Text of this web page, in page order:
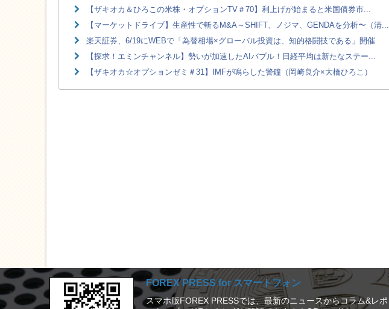
【ザキオカ＆ひろこの米株・オプションTV＃70】利上げが始まると米国債券市...
【マーケットドライブ】生産性で斬るM&A～SHIFT、ノジマ、GENDAを分析〜（清...
楽天証券、6/19にWEBで「為替相場×グローバル投資は、知的格闘技である」開催
【探求！エミンチャンネル】勢いが加速したAIバブル！日経平均は新たなステー...
【ザキオカ☆オプションゼミ＃31】IMFが鳴らした警鐘（岡崎良介×大橋ひろこ）
FOREX PRESS for スマートフォン
スマホ版FOREX PRESSでは、最新のニュースからコラム&レポ